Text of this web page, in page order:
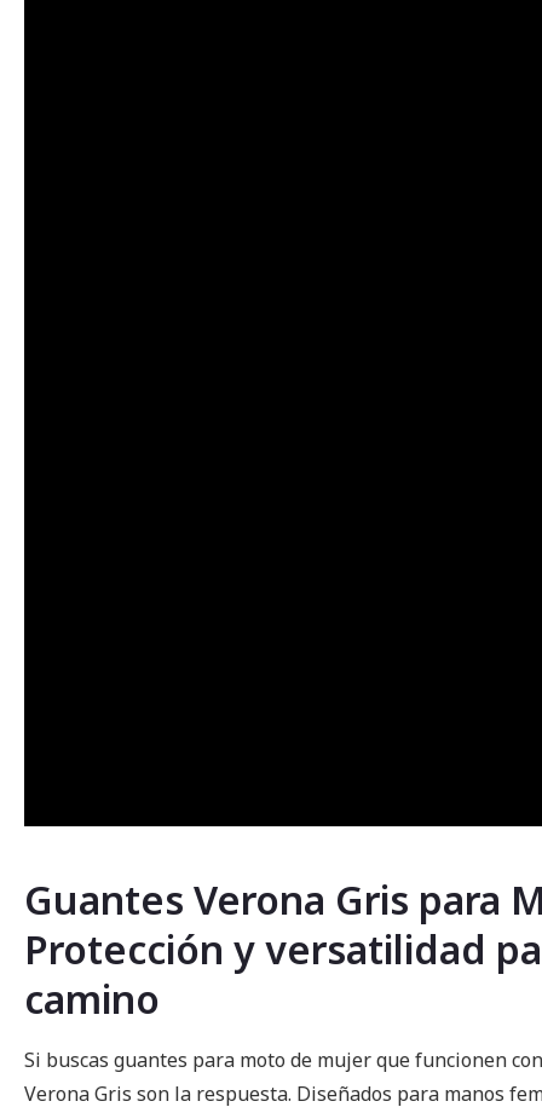
Guantes Verona Gris para
Protección y versatilidad
camino
Si buscas guantes para moto de mujer que funcionen
Verona Gris son la respuesta. Diseñados para manos